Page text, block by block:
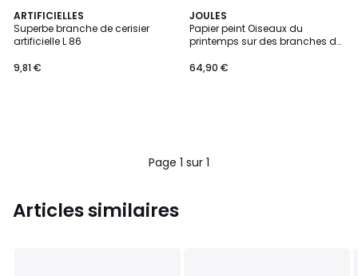
ARTIFICIELLES
Superbe branche de cerisier
artificielle L 86
9,81 €
JOULES
Papier peint Oiseaux du
printemps sur des branches de
64,90 €
Page 1 sur 1
Articles similaires